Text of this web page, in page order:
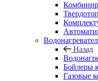
Назад
Бойлеры
Газовые